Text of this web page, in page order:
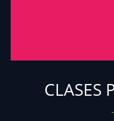
CLASES